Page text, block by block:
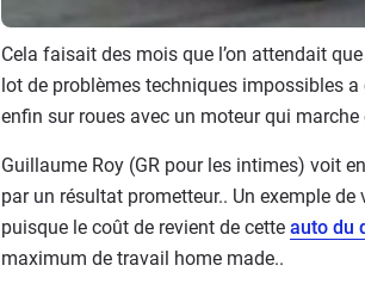
Cela faisait des mois que l’on attendait
lot de problèmes techniques impossibles
enfin sur roues avec un moteur qui
Guillaume Roy (GR pour les intimes) voit
par un résultat prometteur.. Un exemple
puisque le coût de revient de cette auto du
maximum de travail home made..